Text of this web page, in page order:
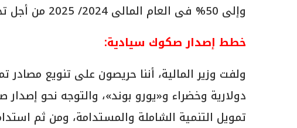
وإلى 50% فى العام المالى 2024/ 2025 من أجل تحسين تنافسية مصر فى مؤشر الأداء البيئي.
خطط إصدار صكوك سيادية:
ولفت وزير المالية، أننا حريصون على تنويع
دولارية وخضراء و«يورو بوند»، والتوجه نحو
تمويل التنمية الشاملة والمستدامة، ومن ثم